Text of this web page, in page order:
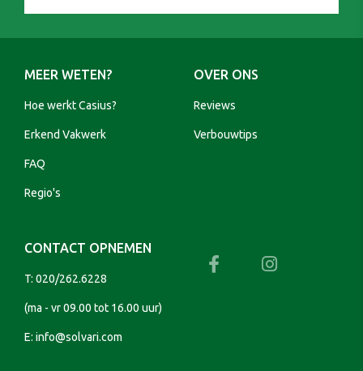
MEER WETEN?
Hoe werkt Casius?
Erkend Vakwerk
FAQ
Regio's
OVER ONS
Reviews
Verbouwtips
CONTACT OPNEMEN
T: 020/262.6228
(ma - vr 09.00 tot 16.00 uur)
E: info@solvari.com